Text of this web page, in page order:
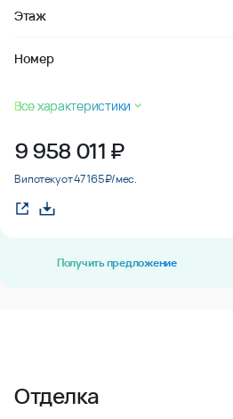
Этаж
Номер
Все характеристики
9 958 011 ₽
В ипотеку от 47 165 ₽/мес.
Получить предложение
Отделка